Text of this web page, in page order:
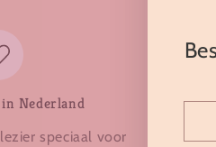
Nederland
speciaal voor
hier